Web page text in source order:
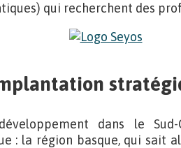
qui recherchent des
dans le
: la région basque, qui sait